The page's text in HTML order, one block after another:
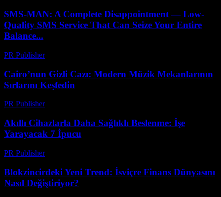
SMS-MAN: A Complete Disappointment — Low-
Quality SMS Service That Can Seize Your Entire
Balance...
PR Publisher-
Cairo’nun Gizli Cazı: Modern Müzik Mekanlarının
Sırlarını Keşfedin
PR Publisher-
Akıllı Cihazlarla Daha Sağlıklı Beslenme: İşe
Yarayacak 7 İpucu
PR Publisher-
Blokzincirdeki Yeni Trend: İsviçre Finans Dünyasını
Nasıl Değiştiriyor?